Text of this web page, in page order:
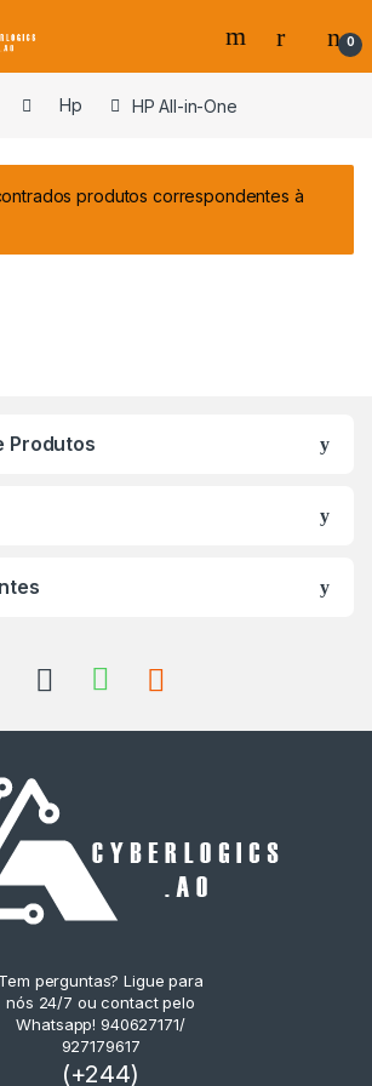
0
Hp HP All-in-One
produtos correspondentes à
Produtos
Tem perguntas? Ligue para
nós 24/7 ou contact pelo
Whatsapp! 940627171/
927179617
(+244)